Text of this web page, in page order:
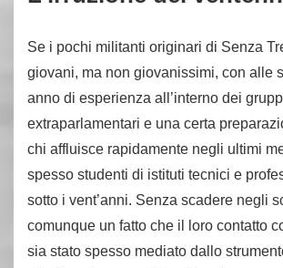
Se i pochi militanti originari di Senza
giovani, ma non giovanissimi, con alle
anno di esperienza all’interno dei
extraparlamentari e una certa
chi affluisce rapidamente negli ultimi
spesso studenti di istituti tecnici e
sotto i vent’anni. Senza scadere negli
comunque un fatto che il loro contatto
sia stato spesso mediato dallo